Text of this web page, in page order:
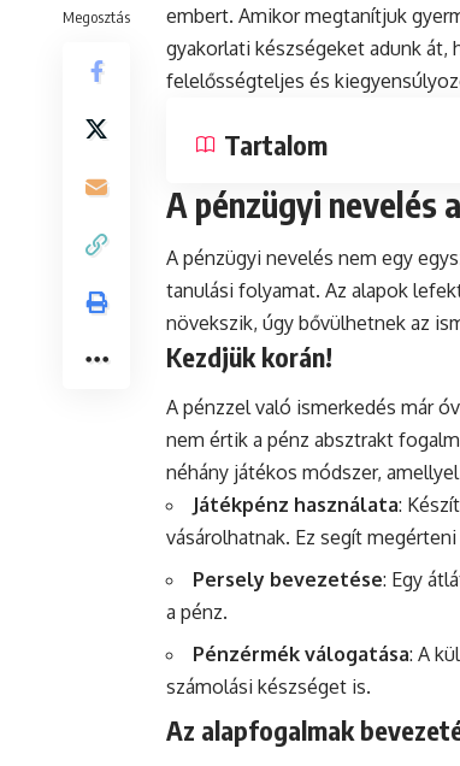
Megosztás
embert. Amikor megtanítjuk
gyakorlati készségeket adunk át,
felelősségteljes és
Tartalom
A pénzügyi nevelés
A pénzügyi nevelés nem egy
tanulási folyamat. Az alapok
növekszik, úgy bővülhetnek az
Kezdjük korán!
A pénzzel való ismerkedés már
nem értik a pénz absztrakt
néhány játékos módszer,
Játékpénz használata:
vásárolhatnak. Ez segít
Persely bevezetése: Egy
a pénz.
Pénzérmék válogatása: A
számolási készséget is.
Az alapfogalmak